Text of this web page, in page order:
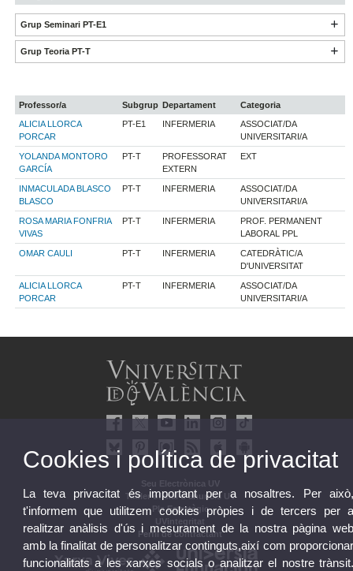
Grup Seminari PT-E1
Grup Teoria PT-T
Professor/a Subgrup Departament
Categoria
ALICIA LLORCA
PORCAR
PT-E1 INFERMERIA
ASSOCIAT/DA
UNIVERSITARI/A
YOLANDA MONTORO
GARCÍA
PT-T
PROFESSORAT
EXTERN
EXT
INMACULADA BLASCO
BLASCO
PT-T INFERMERIA
ASSOCIAT/DA
UNIVERSITARI/A
ROSA MARIA FONFRIA
VIVAS
PT-T INFERMERIA
PROF. PERMANENT
LABORAL PPL
OMAR CAULI PT-T INFERMERIA
CATEDRÀTIC/A
D'UNIVERSITAT
ALICIA LLORCA
PORCAR
PT-T INFERMERIA
ASSOCIAT/DA
UNIVERSITARI/A
Seu Electrònica UV
Tauler oficial d'anuncis UV
Pla Estratègic
UVintegritat
Perfil de contractant
Cookies i política de privacitat
La teva privacitat és important per a nosaltres. Per
t'informem que utilitzem cookies pròpies i de tercers per
realitzar anàlisis d'ús i mesurament de la nostra pàgina
amb la finalitat de personalitzar continguts,així com
funcionalitats a les xarxes socials o analitzar el nostre